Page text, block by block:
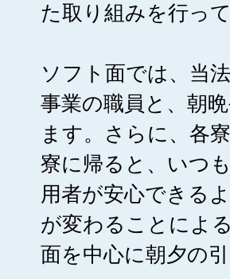
た取り組みを行っ
ソフト面では、当
事業の職員と、朝
ます。さらに、各
寮に帰ると、いつ
用者が安心できる
が変わることによ
面を中心に朝夕の